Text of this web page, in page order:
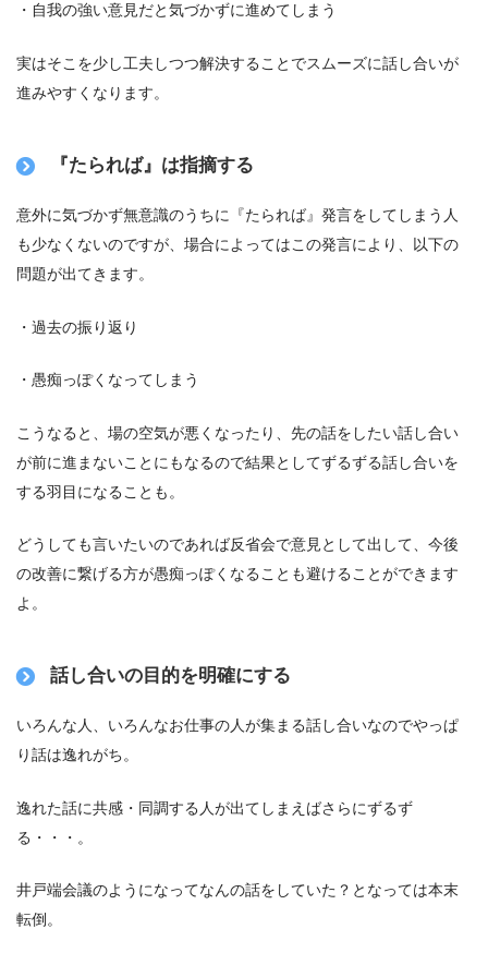
・自我の強い意見だと気づかずに進めてしまう
実はそこを少し工夫しつつ解決することでスムーズに話し合いが
進みやすくなります。
『たられば』は指摘する
意外に気づかず無意識のうちに『たられば』発言をしてしまう人
も少なくないのですが、場合によってはこの発言により、以下の
問題が出てきます。
・過去の振り返り
・愚痴っぽくなってしまう
こうなると、場の空気が悪くなったり、先の話をしたい話し合い
が前に進まないことにもなるので結果としてずるずる話し合いを
する羽目になることも。
どうしても言いたいのであれば反省会で意見として出して、今後
の改善に繋げる方が愚痴っぽくなることも避けることができます
よ。
話し合いの目的を明確にする
いろんな人、いろんなお仕事の人が集まる話し合いなのでやっぱ
り話は逸れがち。
逸れた話に共感・同調する人が出てしまえばさらにずるず
る・・・。
井戸端会議のようになってなんの話をしていた？となっては本末
転倒。